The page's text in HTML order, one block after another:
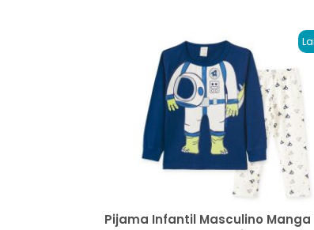
Pijama Infantil Masculino Manga